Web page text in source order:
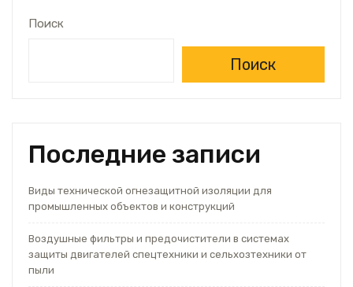
Поиск
Поиск
Последние записи
Виды технической огнезащитной изоляции для
промышленных объектов и конструкций
Воздушные фильтры и предочистители в системах
защиты двигателей спецтехники и сельхозтехники от
пыли